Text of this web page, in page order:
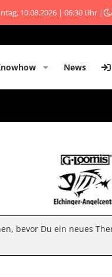
10.08.2026 | 06:30 Uhr |
News
bevor Du ein neues